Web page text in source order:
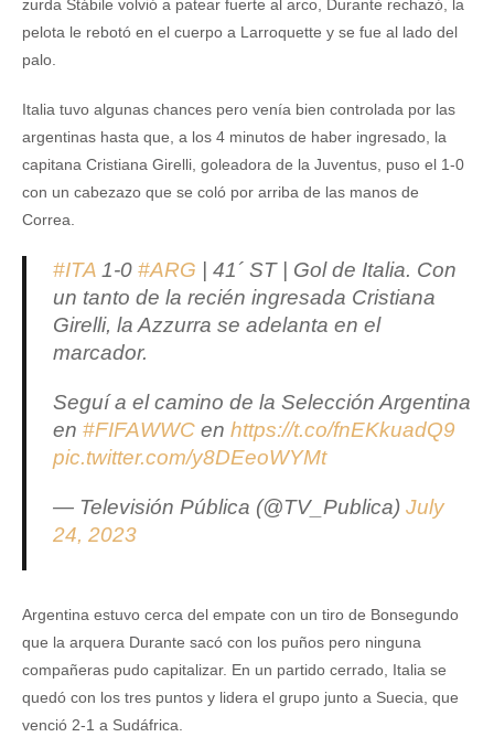
zurda Stábile volvió a patear fuerte al arco, Durante rechazó, la
pelota le rebotó en el cuerpo a Larroquette y se fue al lado del
palo.
Italia tuvo algunas chances pero venía bien controlada por las
argentinas hasta que, a los 4 minutos de haber ingresado, la
capitana Cristiana Girelli, goleadora de la Juventus, puso el 1-0
con un cabezazo que se coló por arriba de las manos de
Correa.
#ITA 1-0 #ARG | 41´ ST | Gol de Italia. Con
un tanto de la recién ingresada Cristiana
Girelli, la Azzurra se adelanta en el
marcador.
Seguí a el camino de la Selección Argentina
en #FIFAWWC en https://t.co/fnEKkuadQ9
pic.twitter.com/y8DEeoWYMt
— Televisión Pública (@TV_Publica) July
24, 2023
Argentina estuvo cerca del empate con un tiro de Bonsegundo
que la arquera Durante sacó con los puños pero ninguna
compañeras pudo capitalizar. En un partido cerrado, Italia se
quedó con los tres puntos y lidera el grupo junto a Suecia, que
venció 2-1 a Sudáfrica.